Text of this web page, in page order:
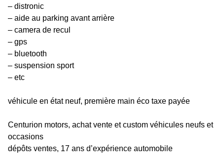
– distronic
– aide au parking avant arrière
– camera de recul
– gps
– bluetooth
– suspension sport
– etc
véhicule en état neuf, première main éco taxe payée
Centurion motors, achat vente et custom véhicules neufs et
occasions
dépôts ventes, 17 ans d’expérience automobile